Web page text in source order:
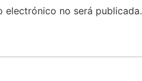
electrónico no será publicada.